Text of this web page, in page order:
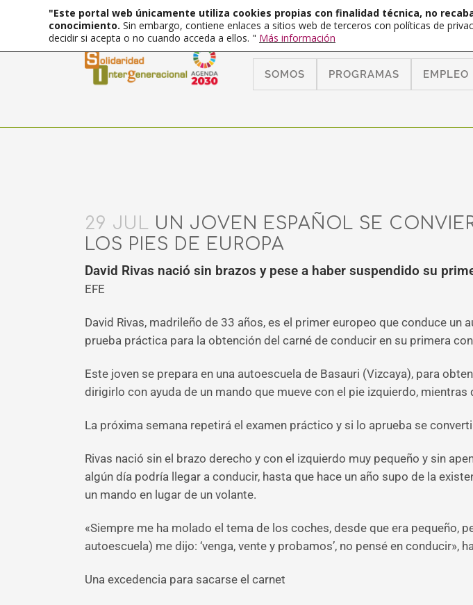
SOMOS PROGRAMAS EMPLEO
29 JUL UN JOVEN ESPAÑOL SE
LOS PIES DE EUROPA
David Rivas nació sin brazos y pese a haber suspendido su
EFE
David Rivas, madrileño de 33 años, es el primer europeo que conduce
prueba práctica para la obtención del carné de conducir en su primera
Este joven se prepara en una autoescuela de Basauri (Vizcaya), para
dirigirlo con ayuda de un mando que mueve con el pie izquierdo, mientras
La próxima semana repetirá el examen práctico y si lo aprueba se
Rivas nació sin el brazo derecho y con el izquierdo muy pequeño y sin
algún día podría llegar a conducir, hasta que hace un año supo de la
un mando en lugar de un volante.
«Siempre me ha molado el tema de los coches, desde que era pequeño,
autoescuela) me dijo: ‘venga, vente y probamos’, no pensé en conducir»,
Una excedencia para sacarse el carnet
"Este portal web únicamente utiliza cookies propias con finalidad técnica, no
conocimiento. Sin embargo, contiene enlaces a sitios web de terceros con políticas de
decidir si acepta o no cuando acceda a ellos. " Más información